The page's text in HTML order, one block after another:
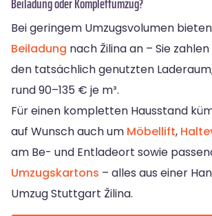
Bei geringem Umzugsvolumen
Beiladung nach Žilina an – Sie
den tatsächlich genutzten
rund 90–135 € je m³.
Für einen kompletten Hausstand
auf Wunsch auch um Möbellift,
am Be- und Entladeort sowie
Umzugskartons – alles aus einer
Umzug Stuttgart Žilina.